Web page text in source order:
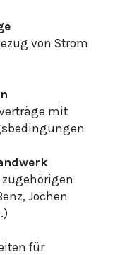
von Strom
mit
Jochen
für